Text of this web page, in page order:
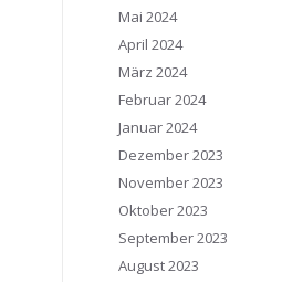
Mai 2024
April 2024
März 2024
Februar 2024
Januar 2024
Dezember 2023
November 2023
Oktober 2023
September 2023
August 2023